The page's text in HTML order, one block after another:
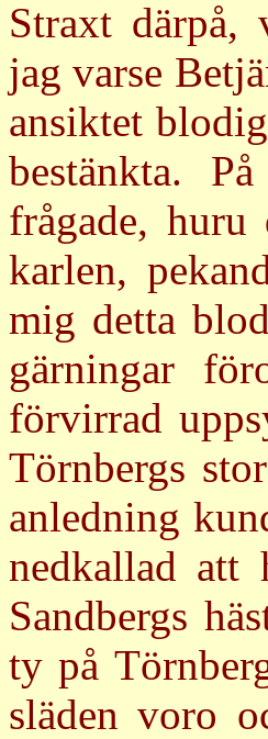
Straxt därpå,
jag varse
ansiktet
bestänkta.
frågade,
karlen,
mig detta
gärningar
förvirrad
Törnbergs
anledning
nedkallad att
Sandbergs
ty på
släden voro